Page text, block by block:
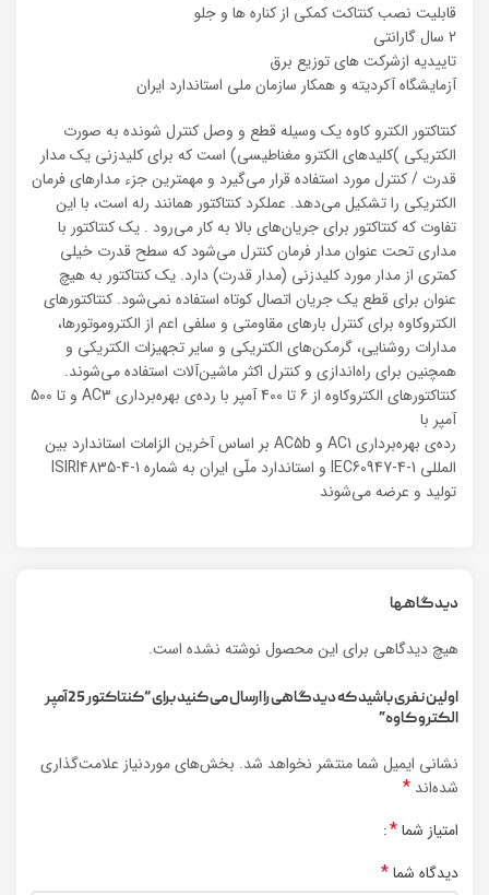
قابلیت نصب کنتاکت کمکی از کناره ها و جلو
2 سال گارانتی
تاییدیه ازشرکت های توزیع برق
آزمایشگاه آکردیته و همکار سازمان ملی استاندارد ایران
کنتاکتور الکترو کاوه یک وسیله قطع و وصل کنترل شونده به صورت
الکتریکی )کلیدهای الکترو مغناطیسی) است که برای کلیدزنی یک مدار
قدرت / کنترل مورد استفاده قرار می‌گیرد و مهمترین جزء مدارهای فرمان
الکتریکی را تشکیل می‌دهد. عملکرد کنتاکتور همانند رله است، با این
تفاوت که کنتاکتور برای جریان‌های بالا به کار می‌رود . یک کنتاکتور با
مداری تحت عنوان مدار فرمان کنترل می‌شود که سطح قدرت خیلی
کمتری از مدار مورد کلیدزنی (مدار قدرت) دارد. یک کنتاکتور به هیچ
عنوان برای قطع یک جریان اتصال کوتاه استفاده نمی‌شود. کنتاکتورهای
الکتروکاوه برای کنترل بارهای مقاومتی و سلفی اعم از الکتروموتورها،
مدارات روشنایی، گرمکن‌های الکتریکی و سایر تجهیزات الکتریکی و
همچنین برای راه‌اندازی و کنترل اکثر ماشین‌آلات استفاده می‌شوند.
کنتاکتورهای الکتروکاوه از 6 تا 400 آمپر با رده‌ی بهره‌برداری AC3 و تا 500
آمپر با
رده‌ی بهره‌برداری AC1 و AC5b بر اساس آخرین الزامات استاندارد بین
المللی IEC60947-4-1 و استاندارد ملّی ایران به شماره ISIRI4835-4-1
تولید و عرضه می‌شوند
دیدگاهها
هیچ دیدگاهی برای این محصول نوشته نشده است.
اولین نفری باشید که دیدگاهی را ارسال می کنید برای “کنتاکتور 25آمپر
الکترو کاوه”
نشانی ایمیل شما منتشر نخواهد شد. بخش‌های موردنیاز علامت‌گذاری
شده‌اند *
امتیاز شما*
دیدگاه شما*